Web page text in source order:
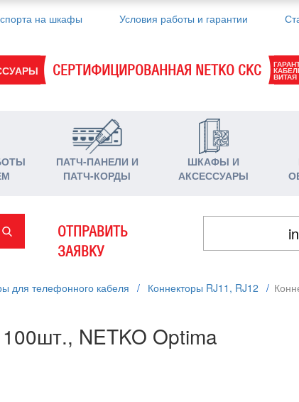
на шкафы Условия работы и гарантии
СЕРТИФИЦИРОВАННАЯ NETKO СКС ВИТАЯ
ПАТЧ-ПАНЕЛИ И
ПАТЧ-КОРДЫ
ШКАФЫ И
АКСЕССУАРЫ
ОТПРАВИТЬ
ЗАЯВКУ
для телефонного кабеля / Коннекторы RJ11, RJ12 /
NETKO Optima